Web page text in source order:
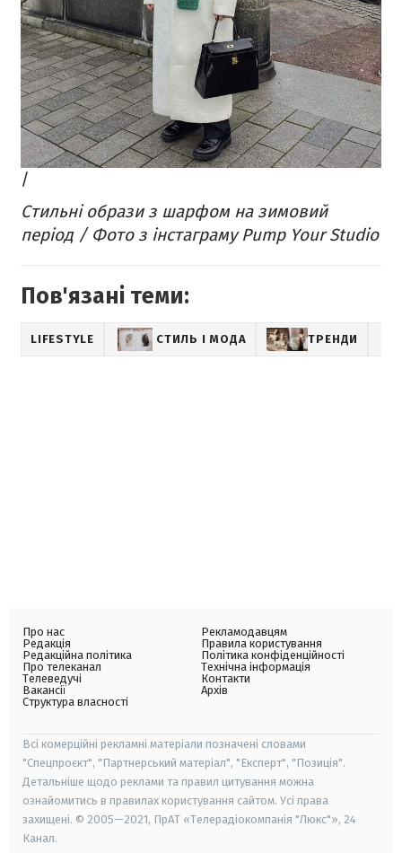
/
Стильні образи з шарфом на зимовий
період / Фото з інстаграму Pump Your Studio
Пов'язані теми:
LIFESTYLE СТИЛЬ І МОДА ТРЕНДИ
Про нас
Редакція
Редакційна політика
Про телеканал
Телеведучі
Вакансії
Структура власності
Рекламодавцям
Правила користування
Політика конфіденційності
Технічна інформація
Контакти
Архів
Всі комерційні рекламні матеріали позначені словами
"Спецпроєкт", "Партнерський матеріал", "Експерт", "Позиція".
Детальніше щодо реклами та правил цитування можна
ознайомитись в правилах користування сайтом. Усі права
захищені. © 2005—2021, ПрАТ «Телерадіокомпанія "Люкс"», 24
Канал.